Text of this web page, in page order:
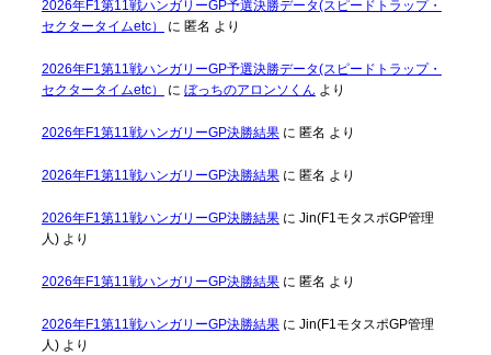
2026年F1第11戦ハンガリーGP予選決勝データ(スピードトラップ・
セクタータイムetc）
に 匿名 より
2026年F1第11戦ハンガリーGP予選決勝データ(スピードトラップ・
セクタータイムetc）
に ぼっちのアロンソくん より
2026年F1第11戦ハンガリーGP決勝結果に 匿名 より
2026年F1第11戦ハンガリーGP決勝結果に 匿名 より
2026年F1第11戦ハンガリーGP決勝結果に Jin(F1モタスポGP管理
人)より
2026年F1第11戦ハンガリーGP決勝結果に 匿名 より
2026年F1第11戦ハンガリーGP決勝結果に Jin(F1モタスポGP管理
人)より